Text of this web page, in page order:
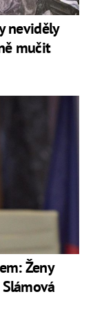
neviděly
mučit
Ženy